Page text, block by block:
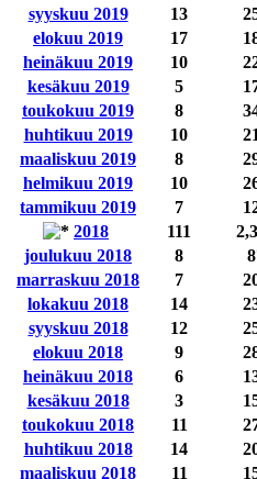
syyskuu 2019
13
elokuu 2019
17
heinäkuu 2019
10
kesäkuu 2019
5
toukokuu 2019
8
huhtikuu 2019
10
maaliskuu 2019
8
helmikuu 2019
10
tammikuu 2019
7
2018
111
joulukuu 2018
8
marraskuu 2018
7
lokakuu 2018
14
syyskuu 2018
12
elokuu 2018
9
heinäkuu 2018
6
kesäkuu 2018
3
toukokuu 2018
11
huhtikuu 2018
14
maaliskuu 2018
11